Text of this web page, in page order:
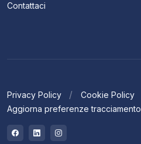
Contattaci
Privacy Policy
Cookie Policy
Aggiorna preferenze tracciamento